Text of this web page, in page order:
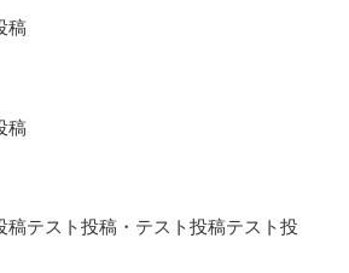
稿
稿
稿テスト投稿・テスト投稿テスト投